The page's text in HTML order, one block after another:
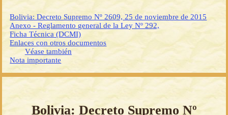
Bolivia: Decreto Supremo Nº 2609, 25 de noviembre de 2015
Anexo - Reglamento general de la Ley Nº 292,
Ficha Técnica (DCMI)
Enlaces con otros documentos
Véase también
Nota importante
Bolivia: Decreto Supremo Nº